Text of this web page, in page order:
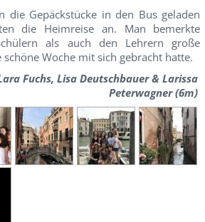
die Gepäckstücke in den Bus geladen
die Heimreise an. Man bemerkte
als auch den Lehrern große
schöne Woche mit sich gebracht hatte.
Fuchs, Lisa Deutschbauer & Larissa
Peterwagner (6m)